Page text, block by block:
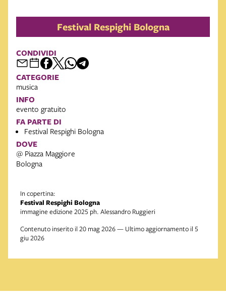
Festival Respighi Bologna
CONDIVIDI
CATEGORIE
musica
INFO
evento gratuito
FA PARTE DI
Festival Respighi Bologna
DOVE
@ Piazza Maggiore
Bologna
In copertina:
Festival Respighi Bologna
immagine edizione 2025 ph. Alessandro Ruggieri
Contenuto inserito il 20 mag 2026 — Ultimo aggiornamento il 5
giu 2026